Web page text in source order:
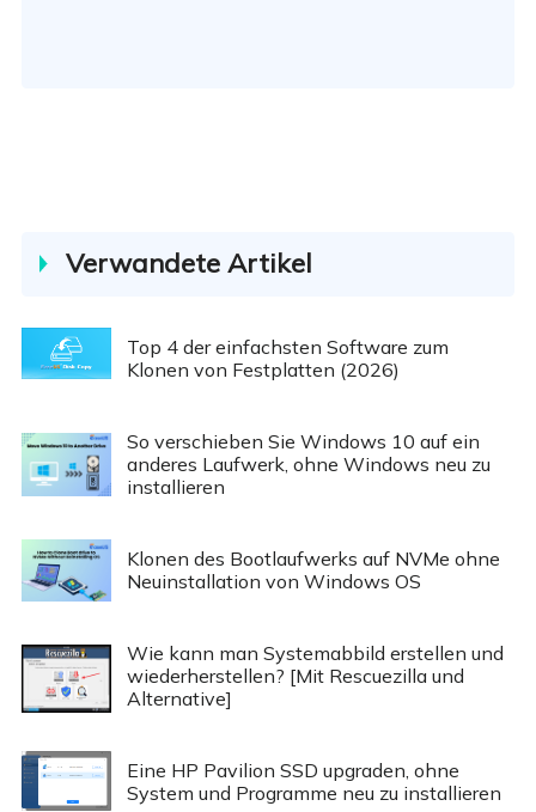
Verwandete Artikel
Top 4 der einfachsten Software zum
Klonen von Festplatten (2026)
So verschieben Sie Windows 10 auf ein
anderes Laufwerk, ohne Windows neu zu
installieren
Klonen des Bootlaufwerks auf NVMe ohne
Neuinstallation von Windows OS
Wie kann man Systemabbild erstellen und
wiederherstellen? [Mit Rescuezilla und
Alternative]
Eine HP Pavilion SSD upgraden, ohne
System und Programme neu zu installieren